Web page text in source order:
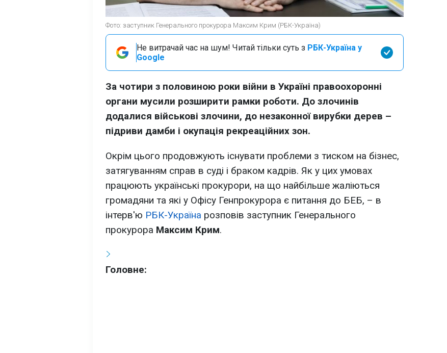
Фото: заступник Генерального прокурора Максим Крим (РБК-Україна)
Не витрачай час на шум! Читай тільки суть з РБК-Україна у
Google
За чотири з половиною роки війни в Україні правоохоронні
органи мусили розширити рамки роботи. До злочинів
додалися військові злочини, до незаконної вирубки дерев –
підриви дамби і окупація рекреаційних зон.
Окрім цього продовжують існувати проблеми з тиском на бізнес,
затягуванням справ в суді і браком кадрів. Як у цих умовах
працюють українські прокурори, на що найбільше жаліються
громадяни та які у Офісу Генпрокурора є питання до БЕБ, – в
інтерв'ю РБК-Україна розповів заступник Генерального
прокурора Максим Крим.
Головне: